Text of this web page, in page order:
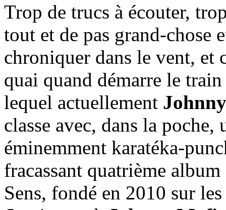
Trop de trucs à écouter,
tout et de pas grand-chose
chroniquer dans le vent, et
quai quand démarre le
lequel actuellement
classe avec, dans la
éminemment karatéka-
fracassant quatrième
Sens, fondé en 2010 sur